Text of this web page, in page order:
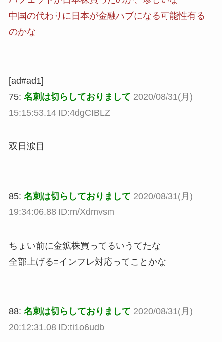
中国の代わりに日本が金融ハブになる可能性有る
のかな
[ad#ad1]
75: 名刺は切らしておりまして 2020/08/31(月)
15:15:53.14 ID:4dgCIBLZ
双日涙目
85: 名刺は切らしておりまして 2020/08/31(月)
19:34:06.88 ID:m/Xdmvsm
ちょい前に金鉱株買ってるいうてたな
全部上げる=インフレ対応ってことかな
88: 名刺は切らしておりまして 2020/08/31(月)
20:12:31.08 ID:ti1o6udb